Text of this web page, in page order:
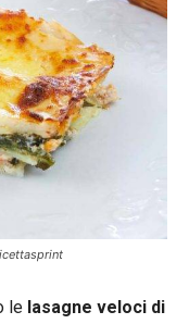
le lasagne veloci di